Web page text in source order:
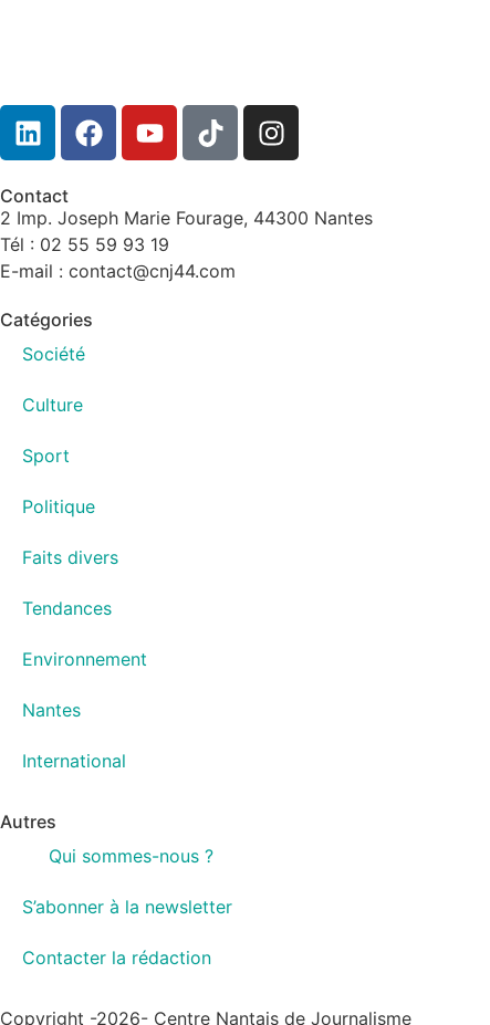
Contact
2 Imp. Joseph Marie Fourage, 44300 Nantes
Tél : 02 55 59 93 19
E-mail : contact@cnj44.com
Catégories
Société
Culture
Sport
Politique
Faits divers
Tendances
Environnement
Nantes
International
Autres
Qui sommes-nous ?
S’abonner à la newsletter
Contacter la rédaction
Copyright -2026- Centre Nantais de Journalisme